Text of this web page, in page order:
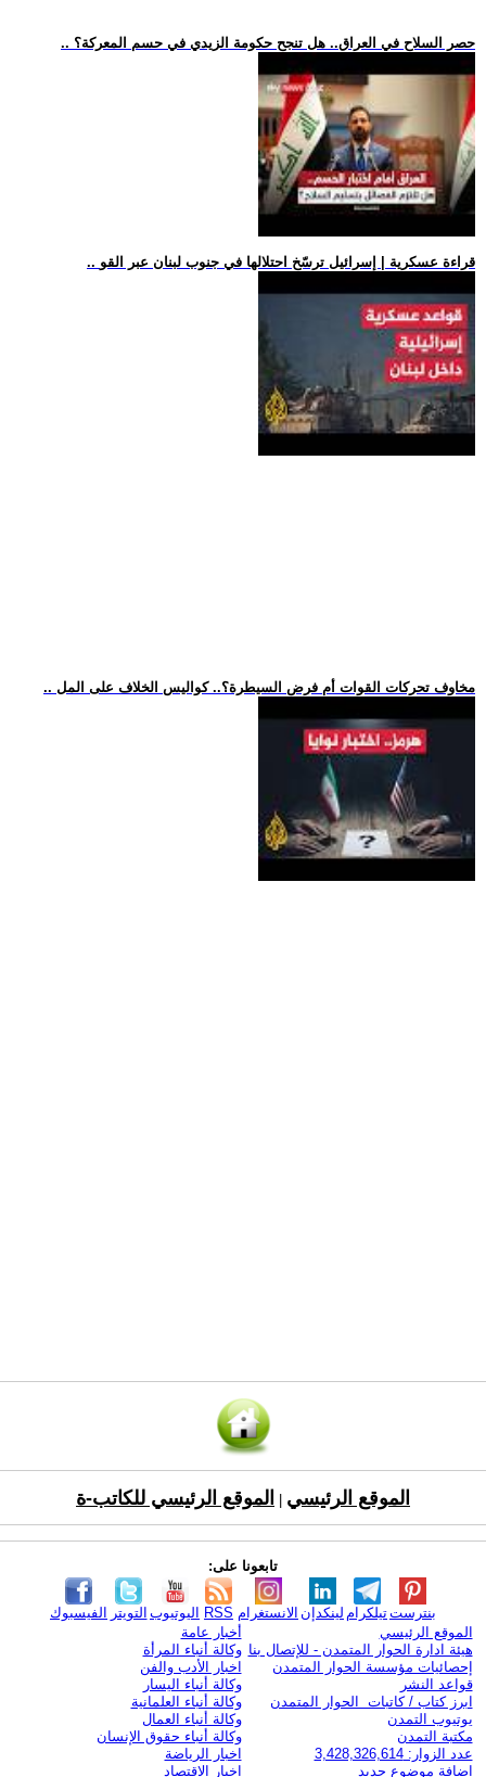
.. حصر السلاح في العراق.. هل تنجح حكومة الزيدي في حسم المعركة؟
.. قراءة عسكرية | إسرائيل ترسّخ احتلالها في جنوب لبنان عبر القو
.. مخاوف تحركات القوات أم فرض السيطرة؟.. كواليس الخلاف على المل
الموقع الرئيسي الموقع الرئيسي للكاتب-ة
تابعونا على:
الفيسبوك التويتر اليوتيوب RSS الانستغرام لينكدإن تيلكرامبنترست
الموقع الرئيسي
هيئة ادارة الحوار المتمدن - للإتصال بنا
إحصائيات مؤسسة الحوار المتمدن
قواعد النشر
ابرز كتاب / كاتبات الحوار المتمدن
يوتيوب التمدن
مكتبة التمدن
عدد الزوار: 3,428,326,614
اضافة موضوع جديد
أخبار عامة
وكالة أنباء المرأة
اخبار الأدب والفن
وكالة أنباء اليسار
وكالة أنباء العلمانية
وكالة أنباء العمال
وكالة أنباء حقوق الإنسان
اخبار الرياضة
اخبار الاقتصاد